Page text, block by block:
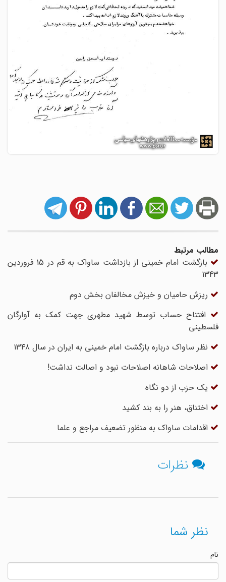
مطالب مرتبط
بازگشت امام خمینی از بازداشت ساواک به قم در 15 فروردین
1343
ریزش حامیان و خیزش مخالفان بخش دوم
افتتاح حساب توسط شهید مطهری جهت کمک به آوارگان
فلسطینی
نظر ساواک درباره بازگشت امام خمینی به ایران در سال ۱۳۴۸
اصلاحات شاهانه اصلاحات نبود و اصالت نداشت!
یک حزب از دو نگاه
اختناق، هنر را به بند کشید
اقدامات ساواک به منظور تضعیف مراجع و علما
نظرات
نظر شما